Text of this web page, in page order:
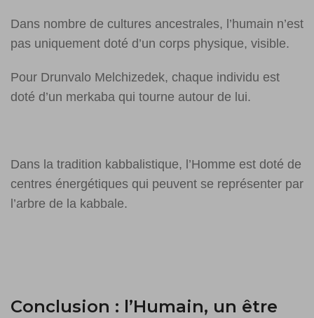
Dans nombre de cultures ancestrales, l’humain n’est
pas uniquement doté d’un corps physique, visible.
Pour Drunvalo Melchizedek, chaque individu est
doté d’un merkaba qui tourne autour de lui.
Dans la tradition kabbalistique, l’Homme est doté de
centres énergétiques qui peuvent se représenter par
l’arbre de la kabbale.
Conclusion : l’Humain, un être